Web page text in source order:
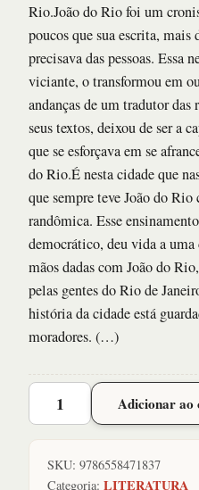
Rio.João do Rio foi um
poucos que sua escrita,
precisava das pessoas. Essa
viciante, o transformou em
andanças de um tradutor
seus textos, deixou de ser a
que se esforçava em se
do Rio.É nesta cidade que
que sempre teve João do
randômica. Esse
democrático, deu vida a
mãos dadas com João do
pelas gentes do Rio de
história da cidade está
moradores. (…)
Alma
Encantadora
Adicionar ao
SKU: 9786558471837
Categoria: LITERATURA